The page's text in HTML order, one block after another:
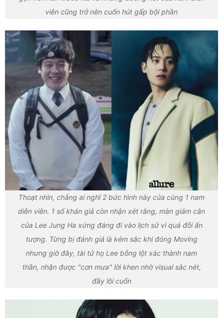
viên cũng trở nên cuốn hút gấp bội phần
Thoạt nhìn, chẳng ai nghĩ 2 bức hình này của cùng 1 nam
diễn viên. 1 số khán giả còn nhận xét rằng, màn giảm cân
của Lee Jung Ha xứng đáng đi vào lịch sử vì quá đỗi ấn
tượng. Từng bị đánh giá là kém sắc khi đóng Moving
nhưng giờ đây, tài tử họ Lee bỗng lột xác thành nam
thần, nhận được "cơn mưa" lời khen nhờ visual sắc nét,
đầy lôi cuốn